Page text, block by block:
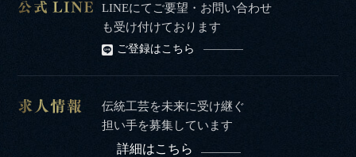
LINEにてご要望・お問い合わせ
も受け付けております
ご登録はこちら
伝統工芸を未来に受け継ぐ
担い手を募集しています
詳細はこちら